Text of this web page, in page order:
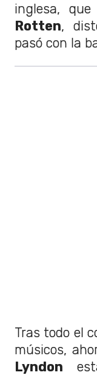
inglesa,
Rotten,
pasó con la
Tras todo el
músicos,
Lyndon